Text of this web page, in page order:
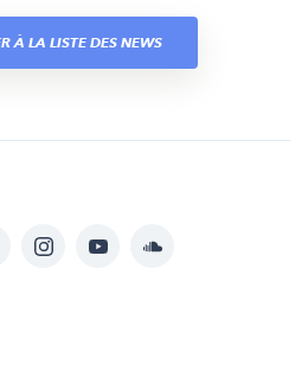
À LA LISTE DES NEWS
InstagramYouTubeSoundcloud